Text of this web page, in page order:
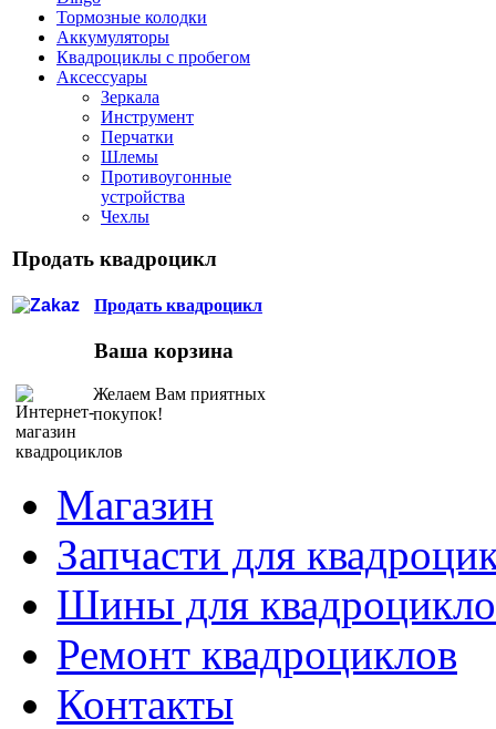
Тормозные колодки
Аккумуляторы
Квадроциклы с пробегом
Аксессуары
Зеркала
Инструмент
Перчатки
Шлемы
Противоугонные
устройства
Чехлы
Продать квадроцикл
Продать квадроцикл
Ваша корзина
Желаем Вам приятных
покупок!
Магазин
Запчасти для
Шины для
Ремонт квадроциклов
Контакты